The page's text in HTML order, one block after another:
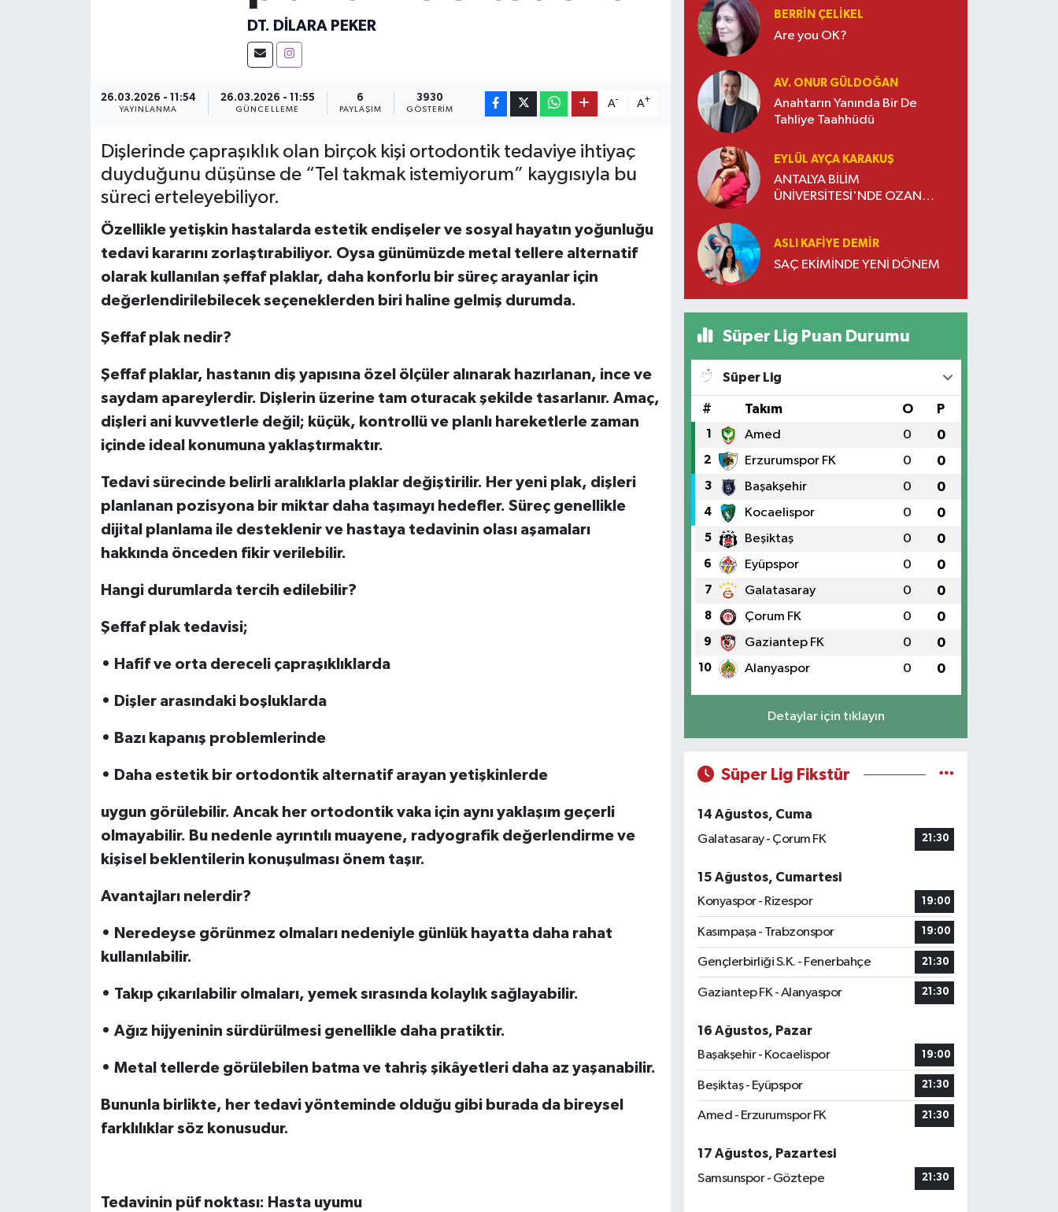
DT. DILARA PEKER
26.03.2026 - 11:54
YAYINLANMA
26.03.2026 - 11:55
GÜNCELLEME
6
PAYLAŞIM
3930
GÖSTERIM
A- A+
Dişlerinde çapraşıklık olan birçok kişi ortodontik tedaviye ihtiyaç
duyduğunu düşünse de “Tel takmak istemiyorum” kaygısıyla bu
süreci erteleyebiliyor.
Özellikle yetişkin hastalarda estetik endişeler ve sosyal hayatın yoğunluğu
tedavi kararını zorlaştırabiliyor. Oysa günümüzde metal tellere alternatif
olarak kullanılan şeffaf plaklar, daha konforlu bir süreç arayanlar için
değerlendirilebilecek seçeneklerden biri haline gelmiş durumda.
Şeffaf plak nedir?
Şeffaf plaklar, hastanın diş yapısına özel ölçüler alınarak hazırlanan, ince ve
saydam apareylerdir. Dişlerin üzerine tam oturacak şekilde tasarlanır. Amaç,
dişleri ani kuvvetlerle değil; küçük, kontrollü ve planlı hareketlerle zaman
içinde ideal konumuna yaklaştırmaktır.
Tedavi sürecinde belirli aralıklarla plaklar değiştirilir. Her yeni plak, dişleri
planlanan pozisyona bir miktar daha taşımayı hedefler. Süreç genellikle
dijital planlama ile desteklenir ve hastaya tedavinin olası aşamaları
hakkında önceden fikir verilebilir.
Hangi durumlarda tercih edilebilir?
Şeffaf plak tedavisi;
• Hafif ve orta dereceli çapraşıklıklarda
• Dişler arasındaki boşluklarda
• Bazı kapanış problemlerinde
• Daha estetik bir ortodontik alternatif arayan yetişkinlerde
uygun görülebilir. Ancak her ortodontik vaka için aynı yaklaşım geçerli
olmayabilir. Bu nedenle ayrıntılı muayene, radyografik değerlendirme ve
kişisel beklentilerin konuşulması önem taşır.
Avantajları nelerdir?
• Neredeyse görünmez olmaları nedeniyle günlük hayatta daha rahat
kullanılabilir.
• Takıp çıkarılabilir olmaları, yemek sırasında kolaylık sağlayabilir.
• Ağız hijyeninin sürdürülmesi genellikle daha pratiktir.
• Metal tellerde görülebilen batma ve tahriş şikâyetleri daha az yaşanabilir.
Bununla birlikte, her tedavi yönteminde olduğu gibi burada da bireysel
farklılıklar söz konusudur.
Tedavinin püf noktası: Hasta uyumu
BERRIN ÇELIKEL
Are you OK?
AV. ONUR GÜLDOĞAN
Anahtarın Yanında Bir De
Tahliye Taahhüdü
EYLÜL AYÇA KARAKUŞ
ANTALYA BİLİM
ÜNİVERSİTESİ'NDE OZAN
ASLI KAFIYE DEMIR
SAÇ EKİMİNDE YENİ DÖNEM
Süper Lig Puan Durumu
Süper Lig
# Takım O P
1 Amed 0 0
2 Erzurumspor FK 0 0
3 Başakşehir 0 0
4 Kocaelispor 0 0
5 Beşiktaş 0 0
6 Eyüpspor 0 0
7 Galatasaray 0 0
8 Çorum FK 0 0
9 Gaziantep FK 0 0
10 Alanyaspor 0 0
Detaylar için tıklayın
Süper Lig Fikstür
14 Ağustos, Cuma
Galatasaray - Çorum FK
21:30
15 Ağustos, Cumartesi
Konyaspor - Rizespor
19:00
Kasımpaşa - Trabzonspor 19:00
Gençlerbirliği S.K. - Fenerbahçe 21:30
Gaziantep FK - Alanyaspor 21:30
16 Ağustos, Pazar
Başakşehir - Kocaelispor
19:00
Beşiktaş - Eyüpspor 21:30
Amed - Erzurumspor FK 21:30
17 Ağustos, Pazartesi
Samsunspor - Göztepe
21:30
ÖZEL HABER
TEKNOLOJİ